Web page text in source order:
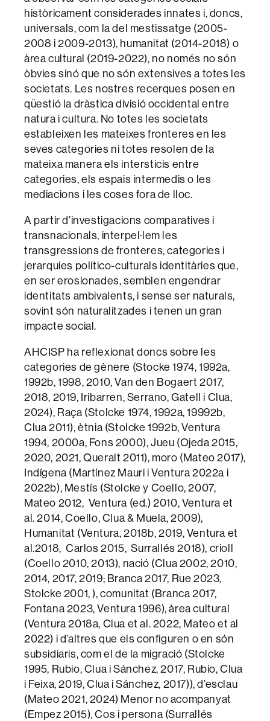
històricament considerades innates i, doncs,
universals, com la del mestissatge (2005-
2008 i 2009-2013), humanitat (2014-2018) o
àrea cultural (2019-2022), no només no són
òbvies sinó que no són extensives a totes les
societats. Les nostres recerques posen en
qüestió la dràstica divisió occidental entre
natura i cultura. No totes les societats
estableixen les mateixes fronteres en les
seves categories ni totes resolen de la
mateixa manera els intersticis entre
categories, els espais intermedis o les
mediacions i les coses fora de lloc.
A partir d’investigacions comparatives i
transnacionals, interpel·lem les
transgressions de fronteres, categories i
jerarquies político-culturals identitàries que,
en ser erosionades, semblen engendrar
identitats ambivalents, i sense ser naturals,
sovint són naturalitzades i tenen un gran
impacte social.
AHCISP ha reflexionat doncs sobre les
categories de gènere (Stocke 1974, 1992a,
1992b, 1998, 2010, Van den Bogaert 2017,
2018, 2019, Iribarren, Serrano, Gatell i Clua,
2024), Raça (Stolcke 1974, 1992a, 19992b,
Clua 2011), ètnia (Stolcke 1992b, Ventura
1994, 2000a, Fons 2000), Jueu (Ojeda 2015,
2020, 2021, Queralt 2011), moro (Mateo 2017),
Indígena (Martínez Mauri i Ventura 2022a i
2022b), Mestís (Stolcke y Coello, 2007,
Mateo 2012, Ventura (ed.) 2010, Ventura et
al. 2014, Coello, Clua & Muela, 2009),
Humanitat (Ventura, 2018b, 2019, Ventura et
al.2018, Carlos 2015, Surrallés 2018), crioll
(Coello 2010, 2013), nació (Clua 2002, 2010,
2014, 2017, 2019; Branca 2017, Rue 2023,
Stolcke 2001, ), comunitat (Branca 2017,
Fontana 2023, Ventura 1996), àrea cultural
(Ventura 2018a, Clua et al. 2022, Mateo et al
2022) i d’altres que els configuren o en són
subsidiaris, com el de la migració (Stolcke
1995, Rubio, Clua i Sánchez, 2017, Rubio, Clua
i Feixa, 2019, Clua i Sánchez, 2017)), d’esclau
(Mateo 2021, 2024) Menor no acompanyat
(Empez 2015), Cos i persona (Surrallés